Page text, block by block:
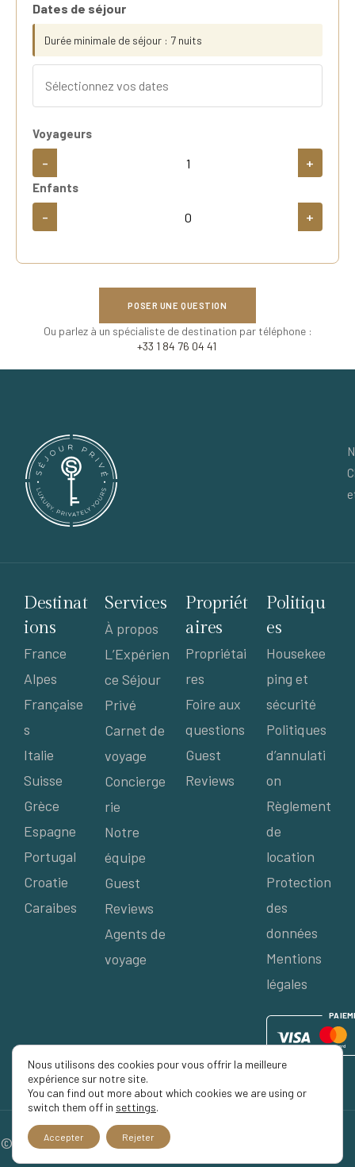
Dates de séjour
Durée minimale de séjour : 7 nuits
Voyageurs
- +
Enfants
- +
POSER UNE QUESTION
Ou parlez à un spécialiste de destination par téléphone :
+33 1 84 76 04 41
Destinat
ions
France
Alpes
Française
s
Italie
Suisse
Grèce
Espagne
Portugal
Croatie
Caraibes
Services
À propos
L’Expérien
ce Séjour
Privé
Carnet de
voyage
Concierge
rie
Notre
équipe
Guest
Reviews
Agents de
voyage
Propriét
aires
Propriétai
res
Foire aux
questions
Guest
Reviews
Politiqu
es
Housekee
ping et
sécurité
Politiques
d’annulati
on
Règlement
de
location
Protection
des
données
Mentions
légales
PAIEM
© 2026 Séjour Privé, Tous droits réservés.
Nous utilisons des cookies pour vous offrir la meilleure
expérience sur notre site.
You can find out more about which cookies we are using or
switch them off in settings.
Accepter Rejeter